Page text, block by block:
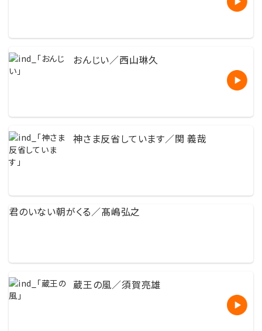
おんじい／西山琳久
神さま反省しています／関 義哉
君のいない朝がくる／髙嶋弘之
蔵王の風／須賀亮雄